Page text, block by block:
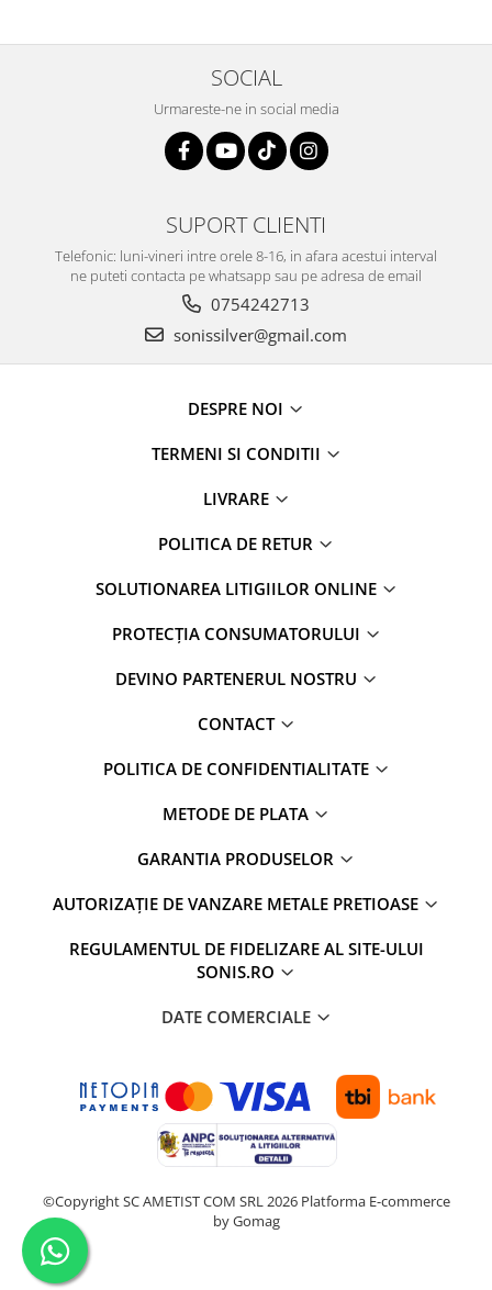
SOCIAL
Urmareste-ne in social media
SUPORT CLIENTI
Telefonic: luni-vineri intre orele 8-16, in afara acestui interval
ne puteti contacta pe whatsapp sau pe adresa de email
0754242713
sonissilver@gmail.com
DESPRE NOI
TERMENI SI CONDITII
LIVRARE
POLITICA DE RETUR
SOLUTIONAREA LITIGIILOR ONLINE
PROTECȚIA CONSUMATORULUI
DEVINO PARTENERUL NOSTRU
CONTACT
POLITICA DE CONFIDENTIALITATE
METODE DE PLATA
GARANTIA PRODUSELOR
AUTORIZAȚIE DE VANZARE METALE PRETIOASE
REGULAMENTUL DE FIDELIZARE AL SITE-ULUI
SONIS.RO
DATE COMERCIALE
©Copyright SC AMETIST COM SRL 2026 Platforma E-commerce
by Gomag